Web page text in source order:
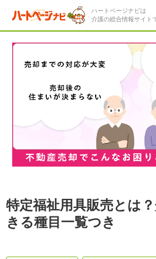
ハートページナビは
介護の総合情報サイト
特定福祉用具販売とは
きる種目一覧つき